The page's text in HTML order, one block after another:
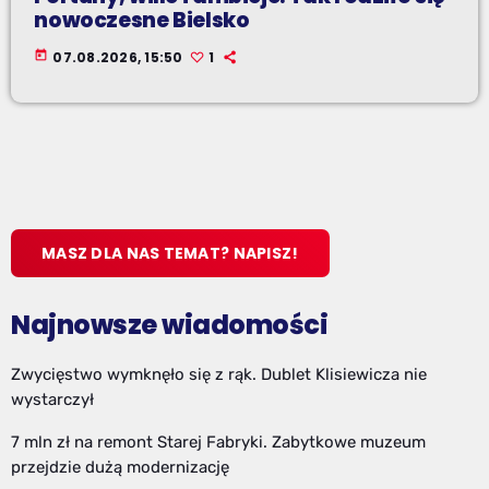
nowoczesne Bielsko
today 07.08.2026, 15:50 1
MASZ DLA NAS TEMAT? NAPISZ!
Najnowsze wiadomości
Zwycięstwo wymknęło się z rąk. Dublet Klisiewicza nie
wystarczył
7 mln zł na remont Starej Fabryki. Zabytkowe muzeum
przejdzie dużą modernizację